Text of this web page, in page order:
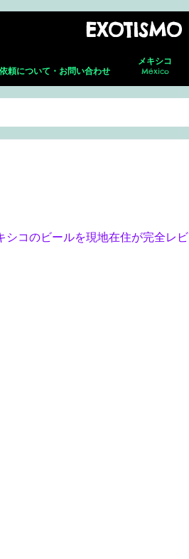
頼について・お問い合わせ
メキシコ
México
メキシコシテ
ネバド・デ
テオティワカ
トゥーラ
チャウトラ
ホタルの森
サン・アンド
アグアスカリ
グアダラハラ
プエルト・バ
グアナファト
レオン
メキシコ就労
シコのビールを現地在住が完全レ